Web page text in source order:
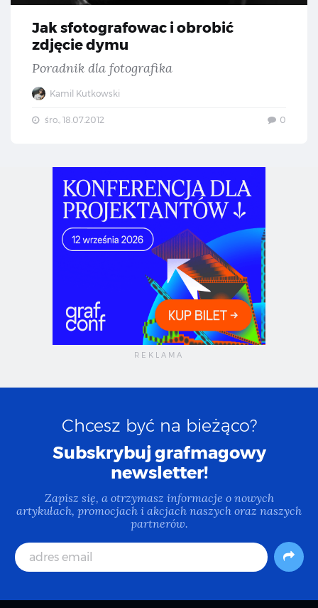
Jak sfotografowac i obrobić
zdjęcie dymu
Poradnik dla fotografika
Kamil Kutkowski
śro., 18.07.2012 0
Chcesz być na bieżąco?
Subskrybuj grafmagowy
newsletter!
Zapisz się, a otrzymasz informacje o nowych
artykułach, promocjach i akcjach naszych oraz naszych
partnerów.